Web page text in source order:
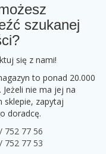
szukanej
się z nami!
to ponad 20.000
Jeżeli nie ma jej na
sklepie, zapytaj
doradcę.
752 77 56
752 77 53